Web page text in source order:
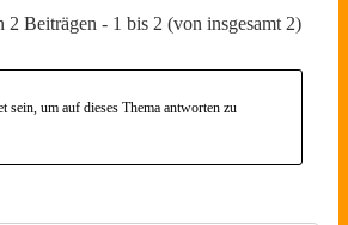
2 Beiträgen - 1 bis 2 (von insgesamt 2)
sein, um auf dieses Thema antworten zu